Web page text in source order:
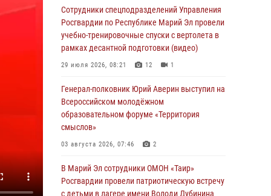
Росгвардии по Республике Марий Эл приняли
участие в совещании по вопросам
организации летне-осеннего сезона охоты
04 августа 2026, 06:46
провели занятие по антикоррупционной
тематике
04 августа 2026, 06:06 2
Генерал-полковник Юрий Аверин выступил на
образовательном форуме «Территория
смыслов»
03 августа 2026, 07:46 2
Сотрудники спецподразделений Управления
Росгвардии по Республике Марий Эл провели
учебно-тренировочные спуски с вертолета в
рамках десантной подготовки (видео)
29 июля 2026, 08:21 12 1
Генерал-полковник Юрий Аверин выступил на
Всероссийском молодёжном
образовательном форуме «Территория
смыслов»
03 августа 2026, 07:46 2
В Марий Эл сотрудники ОМОН «Таир»
Росгвардии провели патриотическую встречу
с детьми в лагере имени Володи Дубинина